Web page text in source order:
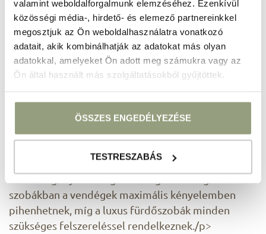
valamint weboldalforgalmunk elemzéséhez. Ezenkívül
közösségi média-, hirdető- és elemező partnereinkkel
megosztjuk az Ön weboldalhasználatra vonatkozó
adatait, akik kombinálhatják az adatokat más olyan
adatokkal, amelyeket Ön adott meg számukra vagy az
Ön által használt más szolgáltatásokból gyűjtöttek.
ÖSSZES ENGEDÉLYEZÉSE
TESTRESZABÁS
támogatják.
Amennyiben szeretne maradandó rendezvényt
szervezni, egy rendezvényhelyszín Balatonfüreden
különleges wellness szolgáltatásokkal
megvalósíthatja elvárásait!
Egy sikeres rendezvény után pedig nincs is jobb,
mint visszavonulni a Hotel Vinifera elegáns és
kényelmes szobáiba. A szobák ízlésesen
berendezettek, minibárral, légkondicionálóval és
ingyenes Wi-Fi-vel felszereltek, így a vendégek
szobákban a vendégek maximális kényelemben
pihenhetnek, míg a luxus fürdőszobák minden
szükséges felszereléssel rendelkeznek./p>